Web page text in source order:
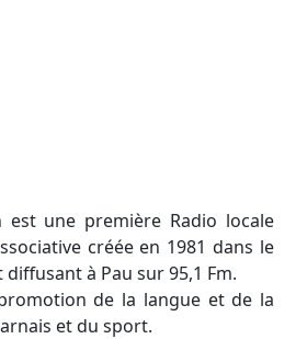
est une première Radio locale
créée en 1981 dans le
à Pau sur 95,1 Fm.
de la langue et de la
et du sport.